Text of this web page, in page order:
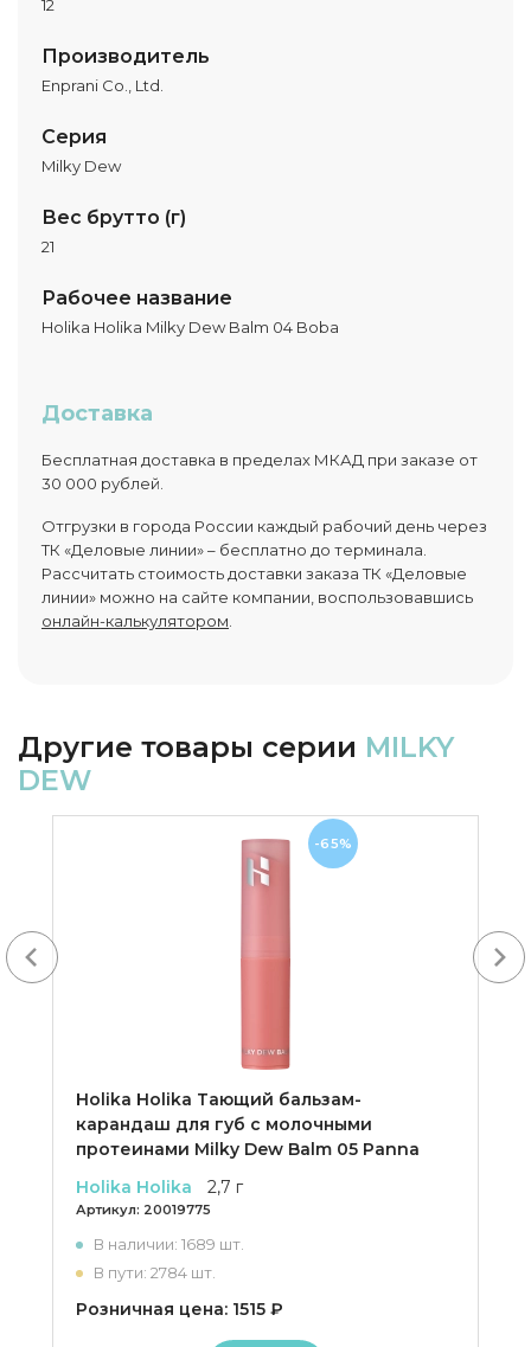
12
Производитель
Enprani Co., Ltd.
Серия
Milky Dew
Вес брутто (г)
21
Рабочее название
Holika Holika Milky Dew Balm 04 Boba
Доставка
Бесплатная доставка в пределах МКАД при заказе от
30 000 рублей.
Отгрузки в города России каждый рабочий день через
ТК «Деловые линии» – бесплатно до терминала.
Рассчитать стоимость доставки заказа ТК «Деловые
линии» можно на сайте компании, воспользовавшись
онлайн-калькулятором
Другие товары серии MILKY
DEW
Holika Holika Тающий бальзам-
карандаш для губ с молочными
протеинами Milky Dew Balm 05 Panna
Holika Holika
2,7 г
Артикул: 20019775
В наличии: 1689 шт.
В пути: 2784 шт.
Розничная цена: 1515 ₽
-65%